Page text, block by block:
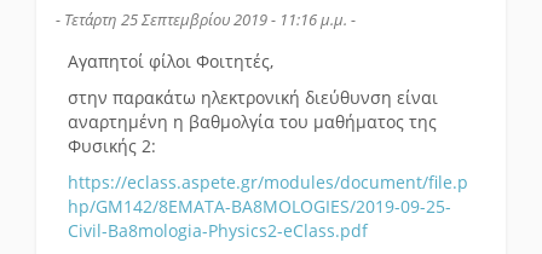
- Τετάρτη 25 Σεπτεμβρίου 2019 - 11:16 μ.μ. -
Αγαπητοί φίλοι Φοιτητές,
στην παρακάτω ηλεκτρονική διεύθυνση είναι
αναρτημένη η βαθμολγία του μαθήματος της
Φυσικής 2:
https://eclass.aspete.gr/modules/document/file.p
hp/GM142/8EMATA-BA8MOLOGIES/2019-09-25-
Civil-Ba8mologia-Physics2-eClass.pdf